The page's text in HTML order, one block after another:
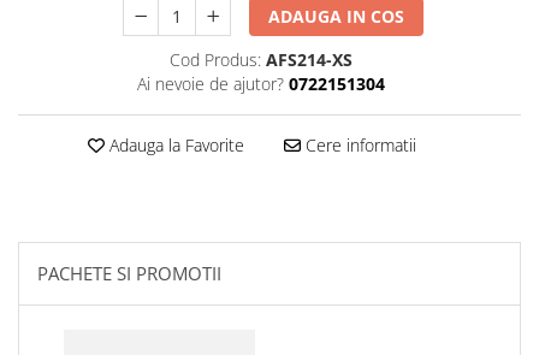
ADAUGA IN COS
Cod Produs: AFS214-XS
Ai nevoie de ajutor? 0722151304
Adauga la Favorite Cere informatii
PACHETE SI PROMOTII